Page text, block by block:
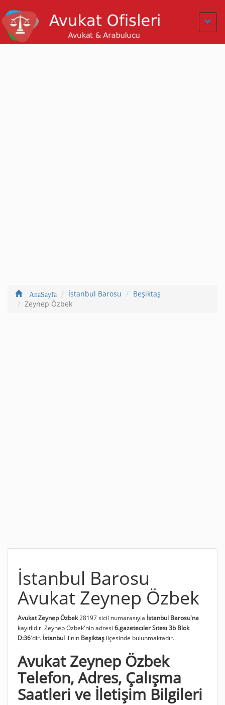
AnaSayfa İstanbul Barosu
Beşiktaş
Zeynep Özbek
İstanbul Barosu
Avukat Zeynep Özbek
Avukat Zeynep Özbek28197 sicil numarasıyla İstanbul Barosu'na
kayıtlıdır. Zeynep Özbek'nin adresi 6.gazetecıler Sıtesı 3b Blok
D:36'dir. İstanbul ilinin Beşiktaş ilçesinde bulunmaktadır.
Avukat Zeynep Özbek
Telefon, Adres, Çalışma
Saatleri ve İletişim Bilgileri